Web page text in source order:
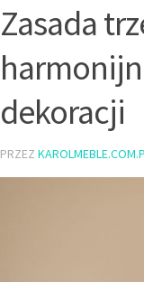
Zasada
dekoracji
PRZEZ